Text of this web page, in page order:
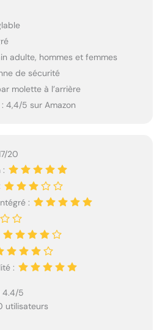
adulte, hommes et femmes
de sécurité
molette à l’arrière
4,4/5 sur Amazon
20
:
:
:
4.4/5
utilisateurs